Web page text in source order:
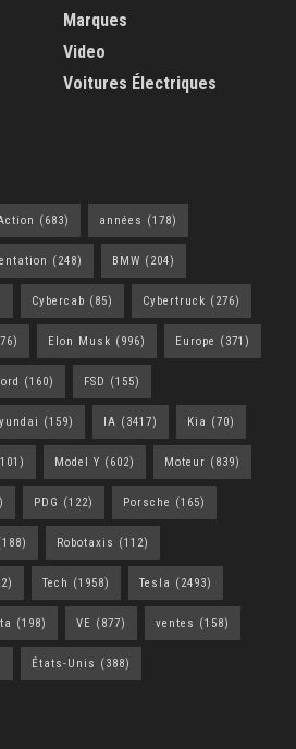
Marques
Video
Voitures Électriques
(683) années (178)
(248) BMW (204)
Cybercab (85) Cybertruck (276)
Elon Musk (996) Europe (371)
(160) FSD (155)
(159) IA (3417) Kia (70)
Model Y (602) Moteur (839)
PDG (122) Porsche (165)
Robotaxis (112)
Tech (1958) Tesla (2493)
(198) VE (877) ventes (158)
États-Unis (388)